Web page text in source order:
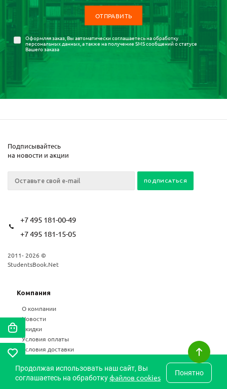
Оформляя заказ, Вы автоматически соглашаетесь наобработку
персональных данных, а также на получение SMS сообщений о статусе
Вашего заказа
Подписывайтесь
на новости и акции
+7 495 181-00-49
+7 495 181-15-05
2011- 2026 ©
StudentsBook.Net
Компания
О компании
Новости
Скидки
Условия оплаты
Условия доставки
Статьи
Частые вопросы
Продолжая использовать наш сайт, Вы
соглашаетесь на обработкуфайлов cookies Понятно